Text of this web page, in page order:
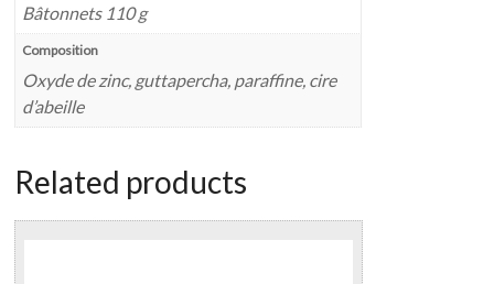
Bâtonnets 110 g
Composition
Oxyde de zinc, guttapercha, paraffine, cire
d’abeille
Related products